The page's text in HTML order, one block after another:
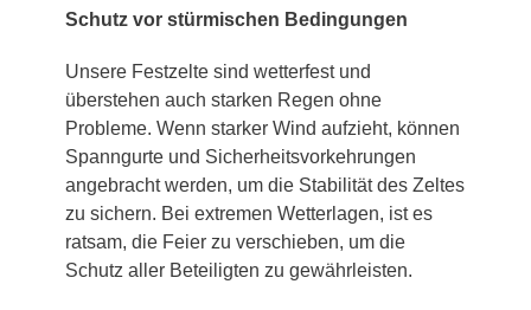
Schutz vor stürmischen Bedingungen
Unsere Festzelte sind wetterfest und
überstehen auch starken Regen ohne
Probleme. Wenn starker Wind aufzieht, können
Spanngurte und Sicherheitsvorkehrungen
angebracht werden, um die Stabilität des Zeltes
zu sichern. Bei extremen Wetterlagen, ist es
ratsam, die Feier zu verschieben, um die
Schutz aller Beteiligten zu gewährleisten.